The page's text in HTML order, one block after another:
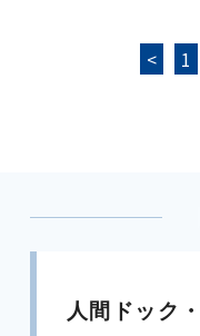
< 1
人間ドック